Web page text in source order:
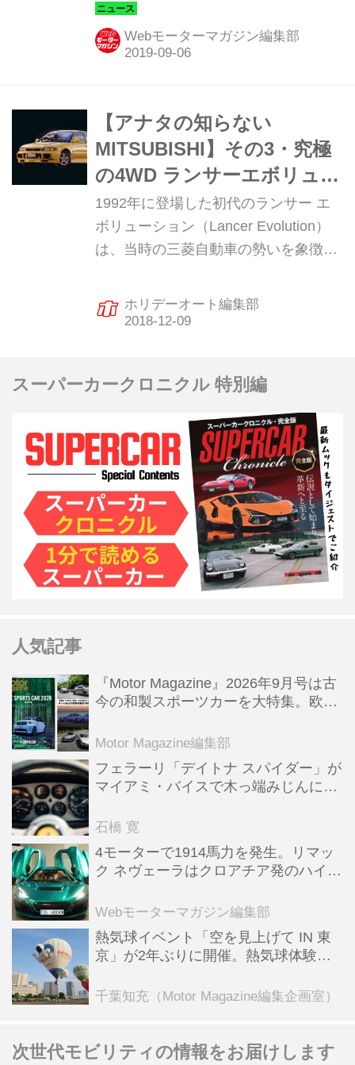
のデリカD:5とアウトランダーPHEVを
ラグビーワールドカップ期間中に同チ
ームへ提供することを発表した。
Webモーターマガジン編集部
【アナタの知らない
MITSUBISHI】その3・究極
の4WD ランサーエボリュー
ションの進化を辿る
1992年に登場した初代のランサー エ
ボリューション（Lancer Evolution）
は、当時の三菱自動車の勢いを象徴す
とするモータースポーツでの活躍が、
そのまま市販車の販売につながる時代
号/2018年12月10日発売号より）
ホリデーオート編集部
スーパーカークロニクル 特別編
人気記事
『Motor Magazine』2026年9月号は古
今の和製スポーツカーを大特集。欧州
Motor Magazine編集部
フェラーリ「デイトナ スパイダー」が
マイアミ・バイスで木っ端みじんにな
石橋 寛
4モーターで1914馬力を発生。リマッ
ク ネヴェーラはクロアチア発のハイパ
全版／115】
Webモーターマガジン編集部
熱気球イベント「空を見上げて IN 東
京」が2年ぶりに開催。熱気球体験搭
ンテンツも
千葉知充（Motor Magazine編集企画室）
次世代モビリティの情報をお届けします